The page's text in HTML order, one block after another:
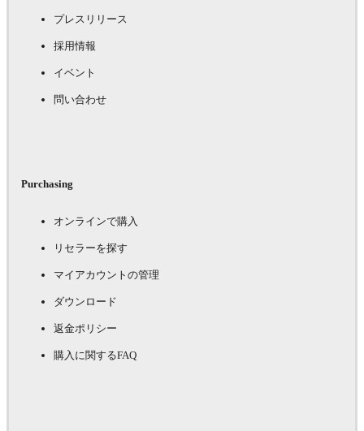
プレスリリース
採用情報
イベント
問い合わせ
Purchasing
オンラインで購入
リセラーを探す
マイアカウントの管理
ダウンロード
返金ポリシー
購入に関するFAQ